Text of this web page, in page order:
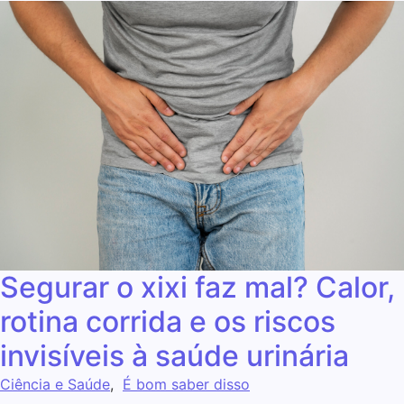
Segurar o xixi faz mal? Calor,
rotina corrida e os riscos
invisíveis à saúde urinária
Ciência e Saúde, É bom saber disso